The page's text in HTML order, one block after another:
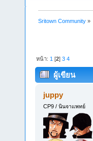
Sritown Community »
หน้า: 1 [2]3 4
ผู้เขียน
juppy
CP9 / นินจาแพทย์